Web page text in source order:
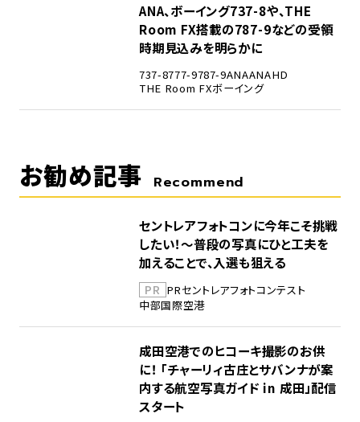
ANA、ボーイング737-8や、THE
Room FX搭載の787-9などの受領
時期見込みを明らかに
737-8777-9787-9ANAANAHD
THE Room FXボーイング
お勧め記事 Recommend
セントレアフォトコンに今年こそ挑戦
したい！～普段の写真にひと工夫を
加えることで、入選も狙える
PR PRセントレアフォトコンテスト
中部国際空港
成田空港でのヒコーキ撮影のお供
に！ 「チャーリィ古庄とサバンナが案
内する航空写真ガイド in 成田」配信
スタート